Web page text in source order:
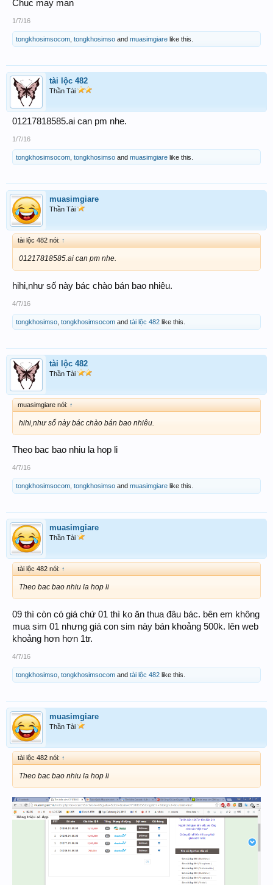
Chuc may man
1/7/16
tongkhosimsocom tongkhosimso and muasimgiare like this.
tài lộc 482
Thần Tài
01217818585.ai can pm nhe.
1/7/16
tongkhosimsocom tongkhosimso and muasimgiare like this.
muasimgiare
Thần Tài
tài lộc 482 nói: ↑
01217818585.ai can pm nhe.
hihi,như số này bác chào bán bao nhiêu.
4/7/16
tongkhosimso tongkhosimsocom and tài lộc 482 like this.
tài lộc 482
Thần Tài
muasimgiare nói: ↑
hihi,như số này bác chào bán bao nhiêu.
Theo bac bao nhiu la hop li
4/7/16
tongkhosimsocom tongkhosimso and muasimgiare like this.
muasimgiare
Thần Tài
tài lộc 482 nói: ↑
Theo bac bao nhiu la hop li
09 thì còn có giá chứ 01 thì ko ăn thua đâu bác. bên em không
mua sim 01 nhưng giá con sim này bán khoảng 500k. lên web
khoảng hơn hơn 1tr.
4/7/16
tongkhosimso tongkhosimsocom and tài lộc 482 like this.
muasimgiare
Thần Tài
tài lộc 482 nói: ↑
Theo bac bao nhiu la hop li